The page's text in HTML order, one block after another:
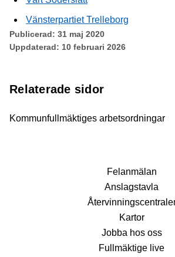
Vänsterpartiet Trelleborg
Publicerad: 31 maj 2020
Uppdaterad: 10 februari 2026
Relaterade sidor
Kommunfullmäktiges arbetsordningar
Fel­anmälan
Anslags­tavla
Kartor
Jobba hos oss
Fullmäktige live